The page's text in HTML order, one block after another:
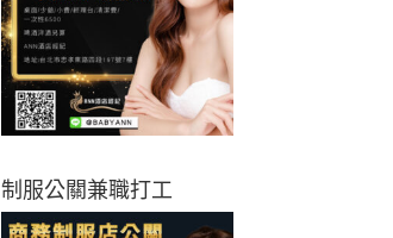
制服公關兼職打工